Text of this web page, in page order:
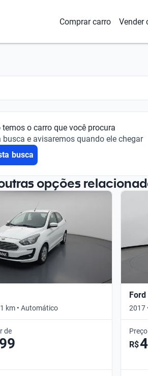
Comprar carro Vender
o carro que você procura
busca e avisaremos quando ele chegar
busca
opções
km • Automático
de
Ford
2017
R$